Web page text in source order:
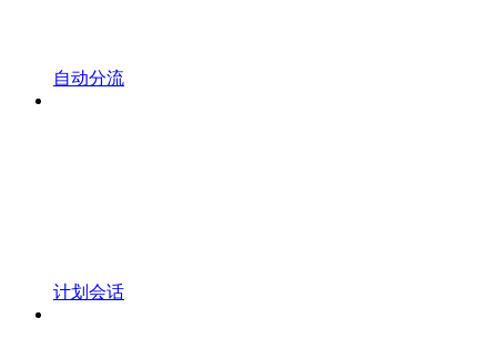
自动分流
计划会话